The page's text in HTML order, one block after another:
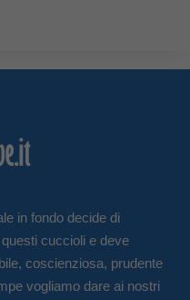
in fondo decide di
questi cuccioli e deve
coscienziosa, prudente
vogliamo dare ai nostri